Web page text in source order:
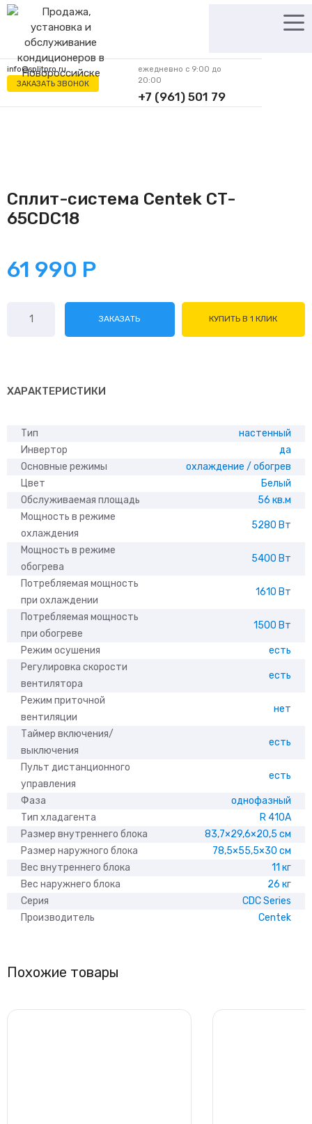
Перейти
содержимому
info@splitpro.ru
ЗАКАЗАТЬ ЗВОНОК
ежедневно с 9:00 до
20:00
+7 (961) 501 79
62
Сплит-система Centek CT-
65CDC18
61 990 Р
товара
ЗАКАЗАТЬ КУПИТЬ В 1 КЛИК
ХАРАКТЕРИСТИКИ
Тип
настенный
Инвертор
да
Основные режимы
охлаждение / обогрев
Цвет
Белый
Обслуживаемая площадь
56 кв.м
Мощность в режиме
охлаждения
5280 Вт
Мощность в режиме
обогрева
5400 Вт
Потребляемая мощность
при охлаждении
1610 Вт
Потребляемая мощность
при обогреве
1500 Вт
Режим осушения
есть
Регулировка скорости
вентилятора
есть
Режим приточной
вентиляции
нет
Таймер включения/
выключения
есть
Пульт дистанционного
управления
есть
Фаза
однофазный
Тип хладагента
R 410A
Размер внутреннего блока
83,7×29,6×20,5 см
Размер наружного блока
78,5×55,5×30 см
Вес внутреннего блока
11 кг
Вес наружнего блока
26 кг
Серия
CDC Series
Производитель
Centek
Похожие товары